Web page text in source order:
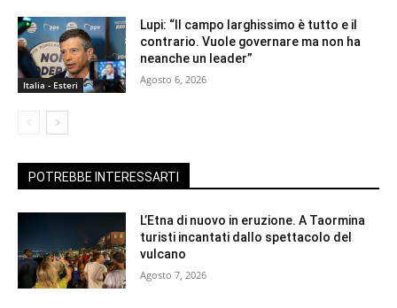
Italia - Esteri
Lupi: “Il campo larghissimo è tutto e il
contrario. Vuole governare ma non ha
neanche un leader”
Agosto 6, 2026
POTREBBE INTERESSARTI
L’Etna di nuovo in eruzione. A Taormina
turisti incantati dallo spettacolo del
vulcano
Agosto 7, 2026